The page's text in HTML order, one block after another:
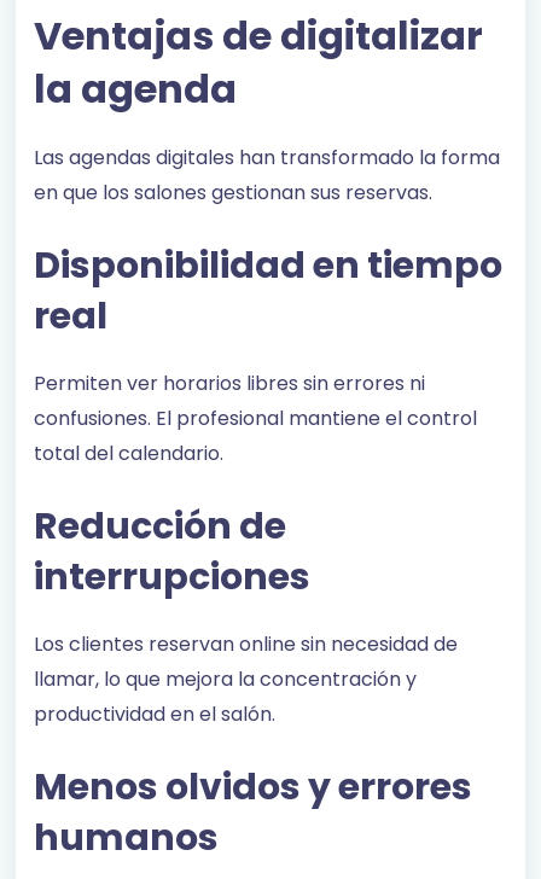
Ventajas de digitalizar
la agenda
Las agendas digitales han transformado la forma
en que los salones gestionan sus reservas.
Disponibilidad en tiempo
real
Permiten ver horarios libres sin errores ni
confusiones. El profesional mantiene el control
total del calendario.
Reducción de
interrupciones
Los clientes reservan online sin necesidad de
llamar, lo que mejora la concentración y
productividad en el salón.
Menos olvidos y errores
humanos